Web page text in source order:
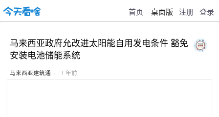
首页 桌面版 注册 登录
马来西亚政府允改进太阳能自用发电条件 豁免
安装电池储能系统
马来西亚建筑通 · · 1 年前